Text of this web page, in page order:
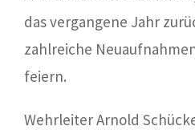
das vergangene Jahr
zahlreiche
feiern.
Wehrleiter Arnold